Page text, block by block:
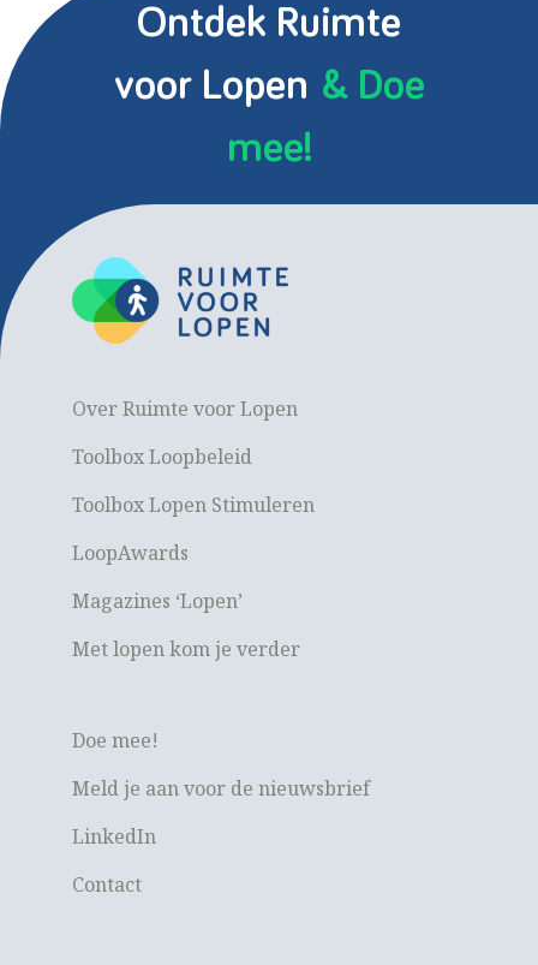
Ontdek Ruimte
voor Lopen & Doe
mee!
Over Ruimte voor Lopen
Toolbox Loopbeleid
Toolbox Lopen Stimuleren
LoopAwards
Magazines ‘Lopen’
Met lopen kom je verder
Doe mee!
Meld je aan voor de nieuwsbrief
LinkedIn
Contact